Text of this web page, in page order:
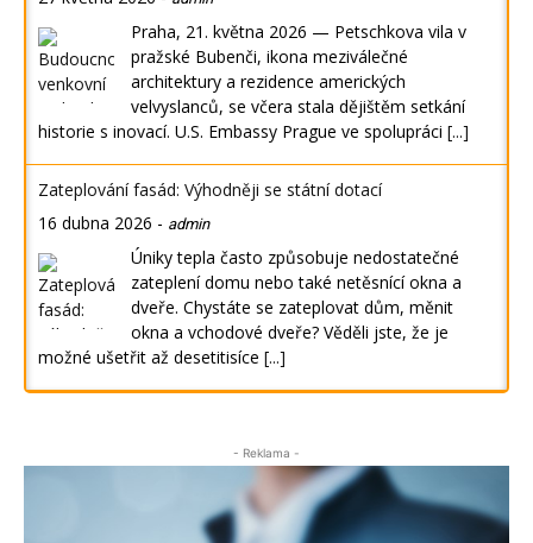
Praha, 21. května 2026 — Petschkova vila v
pražské Bubenči, ikona meziválečné
architektury a rezidence amerických
velvyslanců, se včera stala dějištěm setkání
historie s inovací. U.S. Embassy Prague ve spolupráci [...]
Zateplování fasád: Výhodněji se státní dotací
16 dubna 2026 - admin
Úniky tepla často způsobuje nedostatečné
zateplení domu nebo také netěsnící okna a
dveře. Chystáte se zateplovat dům, měnit
okna a vchodové dveře? Věděli jste, že je
možné ušetřit až desetitisíce [...]
- Reklama -